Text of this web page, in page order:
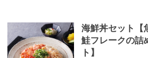
海鮮丼セット【
鮭フレークの詰
ト】